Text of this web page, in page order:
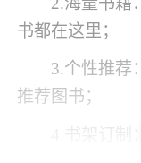
书都在这里；
3.个性推荐
推荐图书；
4.书架订